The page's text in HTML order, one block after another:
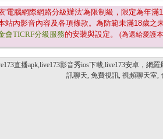
'電腦網際網路分級辦法'為限制級，限定為年滿
站內影音內容及各項條款。為防範未滿18歲之
會TICRF分級服務的安裝與設定。 (為還給愛護
直播apk,live173影音秀ios下載,live173安卓，
訊聊天, 免費視訊, 視頻聊天室,